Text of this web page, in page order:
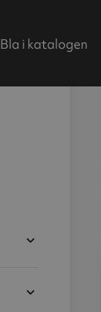
Bla i katalogen